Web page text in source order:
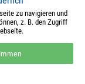
mit Ihren
zu navigieren und
z. B. den Zugriff